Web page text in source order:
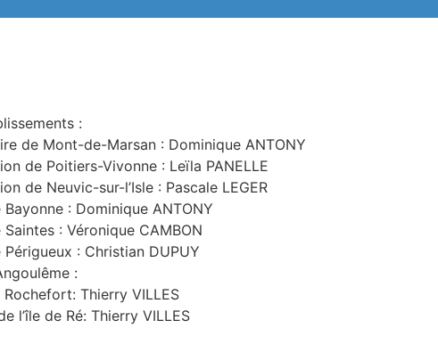
:
de Mont-de-Marsan : Dominique ANTONY
de Poitiers-Vivonne : Leïla PANELLE
de Neuvic-sur-l’Isle : Pascale LEGER
Bayonne : Dominique ANTONY
Saintes : Véronique CAMBON
Périgueux : Christian DUPUY
:
Rochefort: Thierry VILLES
l’île de Ré: Thierry VILLES